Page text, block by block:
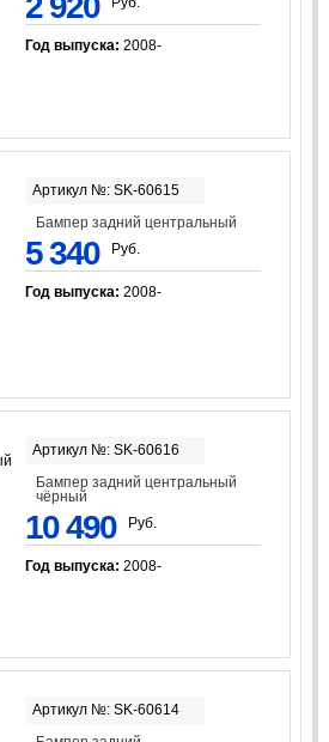
Год выпуска: 2008-
Артикул №: SK-60615
Бампер задний центральный
5 340 Руб.
Год выпуска: 2008-
Артикул №: SK-60616
Бампер задний центральный
чёрный
10 490 Руб.
Год выпуска: 2008-
Артикул №: SK-60614